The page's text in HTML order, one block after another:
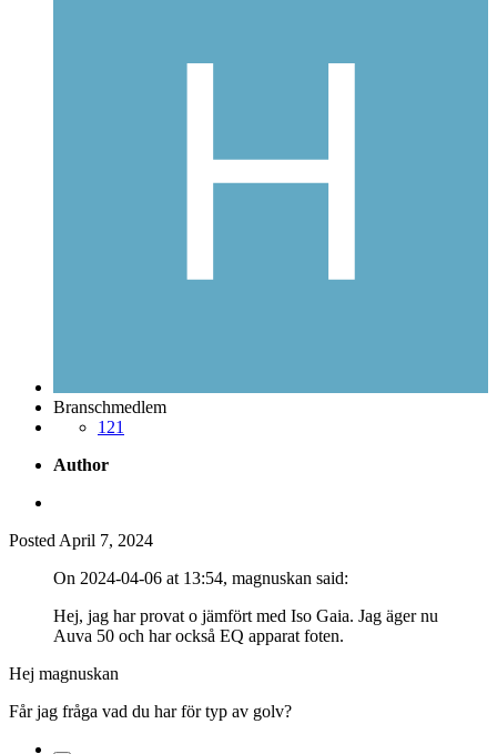
Branschmedlem
121
Author
Posted April 7, 2024
On 2024-04-06 at 13:54, magnuskan said:
Hej, jag har provat o jämfört med Iso Gaia. Jag äger nu
Auva 50 och har också EQ apparat foten.
Hej magnuskan
Får jag fråga vad du har för typ av golv?